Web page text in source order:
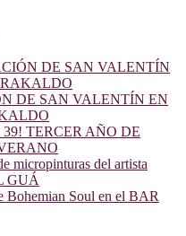
DE SAN VALENTÍN
DE SAN VALENTÍN EN
39! TERCER AÑO DE
micropinturas del artista
GUÁ
Bohemian Soul en el BAR